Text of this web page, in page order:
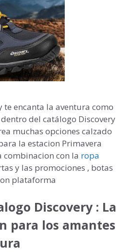
te encanta la aventura como
del catálogo Discovery
muchas opciones calzado
la estacion Primavera
combinacion con la ropa
y las promociones , botas
plataforma
Discovery : La
para los amantes